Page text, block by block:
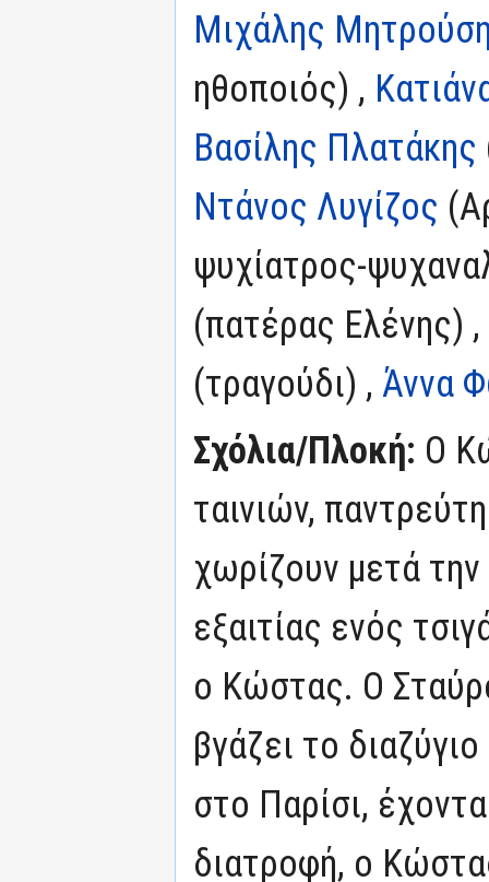
Μιχάλης
ηθοποιός) ,
Βασίλης Πλατάκης
Ντάνος Λυγίζος
ψυχίατρος-
(πατέρας Ελένης) ,
(τραγούδι) , Άννα
Σχόλια/Πλοκή: Ο
ταινιών,
χωρίζουν μετά
εξαιτίας ενός
ο Κώστας. Ο
βγάζει το
στο Παρίσι,
διατροφή, ο